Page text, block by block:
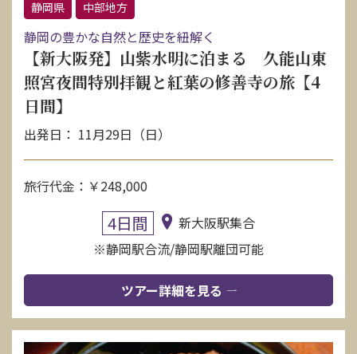
静岡県 中部地方
静岡の豊かな自然と歴史を紐解く
【新大阪発】山紫水明に泊まる 久能山東
照宮夜間特別拝観と紅葉の修善寺の旅【4
日間】
出発日： 11月29日（日）
旅行代金：￥248,000
4日間
新大阪駅集合
※静岡駅合流/静岡駅離団可能
ツアー詳細を見る